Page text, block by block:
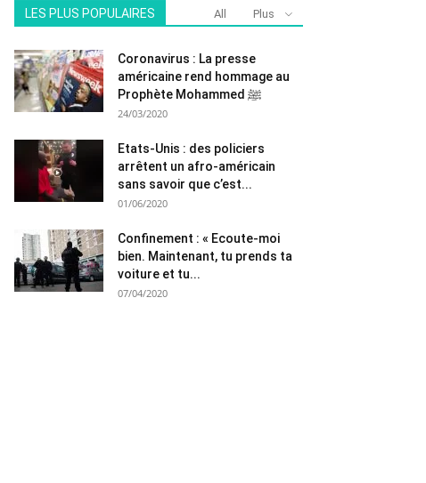
LES PLUS POPULAIRES All Plus
Coronavirus : La presse
américaine rend hommage au
Prophète Mohammed ﷺ
24/03/2020
Etats-Unis : des policiers
arrêtent un afro-américain
sans savoir que c’est...
01/06/2020
Confinement : « Ecoute-moi
bien. Maintenant, tu prends ta
voiture et tu...
07/04/2020